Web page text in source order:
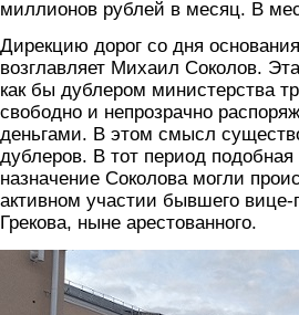
миллионов рублей в месяц. В
Дирекцию дорог со дня
возглавляет Михаил Соколов.
как бы дублером министерства
свободно и непрозрачно
деньгами. В этом смысл
дублеров. В тот период подобная
назначение Соколова могли
активном участии бывшего вице-
Грекова, ныне арестованного.
foto2.jpg